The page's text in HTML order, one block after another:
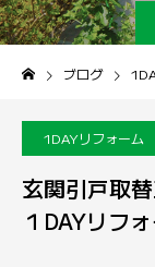
ブログ
1DAYリフォーム
玄関引戸取
１DAYリフ